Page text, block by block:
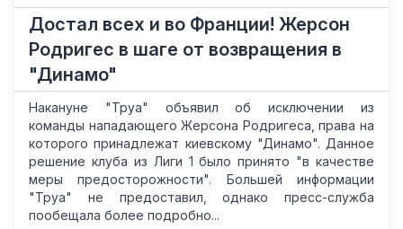
Достал всех и во Франции! Жерсон
Родригес в шаге от возвращения в
"Динамо"
Накануне "Труа" объявил об исключении из
команды нападающего Жерсона Родригеса, права на
которого принадлежат киевскому "Динамо". Данное
решение клуба из Лиги 1 было принято "в качестве
меры предосторожности". Большей информации
"Труа" не предоставил, однако пресс-служба
пообещала более подробно...